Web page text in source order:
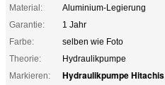
Material:
Aluminium-Legierung
Garantie:
1 Jahr
Farbe:
selben wie Foto
Theorie:
Hydraulikpumpe
Markieren:
Hydraulikpumpe Hitachis